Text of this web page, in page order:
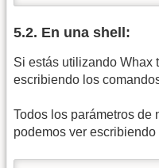
5.2. En una shell:
Si estás utilizando Whax
escribiendo los
Todos los parámetros de
podemos ver escribiendo